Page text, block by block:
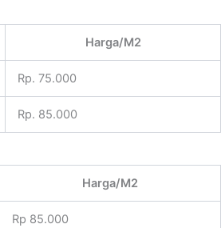
Harga/M2
Rp. 75.000
Rp. 85.000
Harga/M2
Rp 85.000